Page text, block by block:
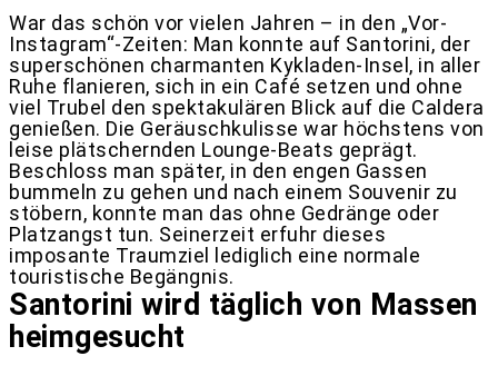
War das schön vor vielen Jahren – in den „Vor-
Instagram“-Zeiten: Man konnte auf Santorini, der
superschönen charmanten Kykladen-Insel, in aller
Ruhe flanieren, sich in ein Café setzen und ohne
viel Trubel den spektakulären Blick auf die Caldera
genießen. Die Geräuschkulisse war höchstens von
leise plätschernden Lounge-Beats geprägt.
Beschloss man später, in den engen Gassen
bummeln zu gehen und nach einem Souvenir zu
stöbern, konnte man das ohne Gedränge oder
Platzangst tun. Seinerzeit erfuhr dieses
imposante Traumziel lediglich eine normale
touristische Begängnis.
Santorini wird täglich von Massen
heimgesucht